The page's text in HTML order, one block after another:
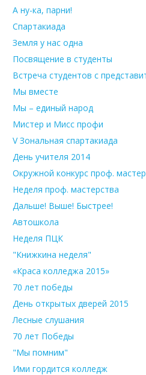
А ну-ка, парни!
Спартакиада
Земля у нас одна
Посвящение в студенты
Встреча студентов с
Мы вместе
Мы – единый народ
Мистер и Мисс профи
V Зональная спартакиада
День учителя 2014
Окружной конкурс проф.
Неделя проф. мастерства
Дальше! Выше! Быстрее!
Автошкола
Неделя ПЦК
"Книжкина неделя"
«Краса колледжа 2015»
70 лет победы
День открытых дверей 2015
Лесные слушания
70 лет Победы
"Мы помним"
Ими гордится колледж